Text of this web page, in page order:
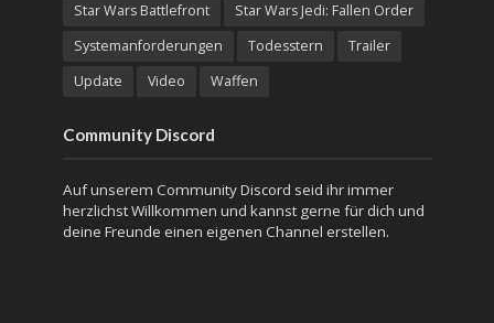
Star Wars Battlefront
Star Wars Jedi: Fallen Order
Systemanforderungen
Todesstern
Trailer
Update
Video Waffen
Community Discord
Auf unserem Community Discord seid ihr immer
herzlichst Willkommen und kannst gerne für dich und
deine Freunde einen eigenen Channel erstellen.